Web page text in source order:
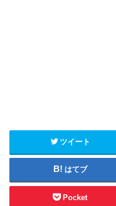
ツイート
はてブ
Pocket